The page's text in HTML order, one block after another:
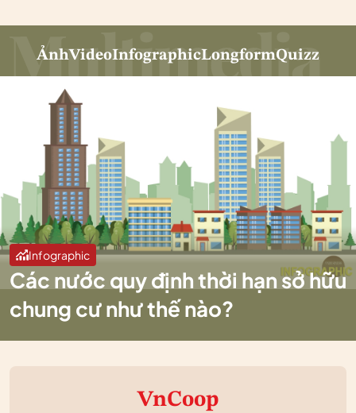
ẢnhVideoInfographicLongformQuizz
Infographic
Các nước quy định thời hạn sở hữu
chung cư như thế nào?
VnCoop